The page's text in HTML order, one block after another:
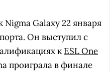
Galaxy 22 января
Он выступил с
к ESL One
проиграла в финале